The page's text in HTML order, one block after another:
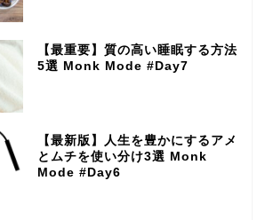
【最重要】質の高い睡眠する方法
5選 Monk Mode #Day7
【最新版】人生を豊かにするアメ
とムチを使い分け3選 Monk
Mode #Day6